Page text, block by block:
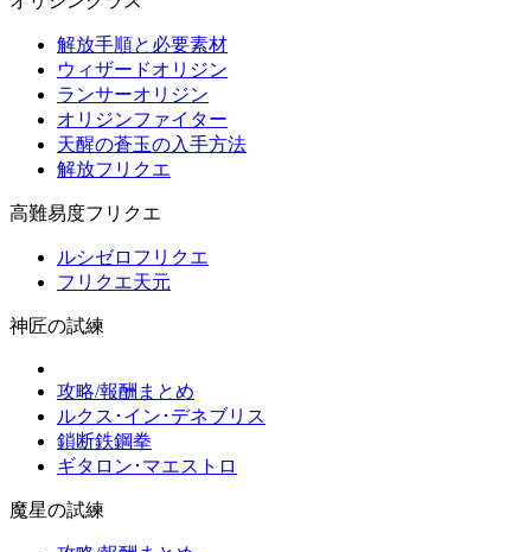
解放手順と必要素材
ウィザードオリジン
ランサーオリジン
オリジンファイター
天醒の蒼玉の入手方法
解放フリクエ
高難易度フリクエ
ルシゼロフリクエ
フリクエ天元
神匠の試練
攻略/報酬まとめ
ルクス･イン･デネブリス
鎖断鉄鋼拳
ギタロン･マエストロ
魔星の試練